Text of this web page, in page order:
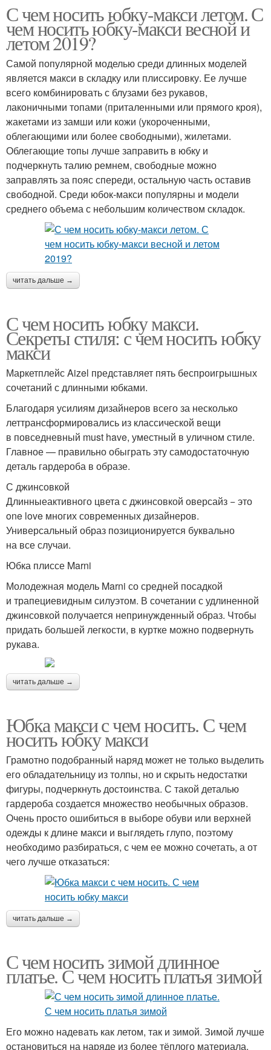
С чем носить юбку-макси летом. С
чем носить юбку-макси весной и
летом 2019?
Самой популярной моделью среди длинных моделей
является макси в складку или плиссировку. Ее лучше
всего комбинировать с блузами без рукавов,
лаконичными топами (приталенными или прямого кроя),
жакетами из замши или кожи (укороченными,
облегающими или более свободными), жилетами.
Облегающие топы лучше заправить в юбку и
подчеркнуть талию ремнем, свободные можно
заправлять за пояс спереди, остальную часть оставив
свободной. Среди юбок-макси популярны и модели
среднего объема с небольшим количеством складок.
читать дальше →
С чем носить юбку макси.
Секреты стиля: с чем носить юбку
макси
Маркетплейс Aizel представляет пять беспроигрышных
сочетаний с длинными юбками.
Благодаря усилиям дизайнеров всего за несколько
леттрансформировались из классической вещи
в повседневный must have, уместный в уличном стиле.
Главное — правильно обыграть эту самодостаточную
деталь гардероба в образе.
С джинсовкой
Длинныеактивного цвета с джинсовкой оверсайз − это
one love многих современных дизайнеров.
Универсальный образ позиционируется буквально
на все случаи.
Юбка плиссе Marni
Молодежная модель Marni со средней посадкой
и трапециевидным силуэтом. В сочетании с удлиненной
джинсовкой получается непринужденный образ. Чтобы
придать большей легкости, в куртке можно подвернуть
рукава.
читать дальше →
Юбка макси с чем носить. С чем
носить юбку макси
Грамотно подобранный наряд может не только выделить
его обладательницу из толпы, но и скрыть недостатки
фигуры, подчеркнуть достоинства. С такой деталью
гардероба создается множество необычных образов.
Очень просто ошибиться в выборе обуви или верхней
одежды к длине макси и выглядеть глупо, поэтому
необходимо разбираться, с чем ее можно сочетать, а от
чего лучше отказаться:
читать дальше →
С чем носить зимой длинное
платье. С чем носить платья зимой
Его можно надевать как летом, так и зимой. Зимой лучше
остановиться на наряде из более тёплого материала.